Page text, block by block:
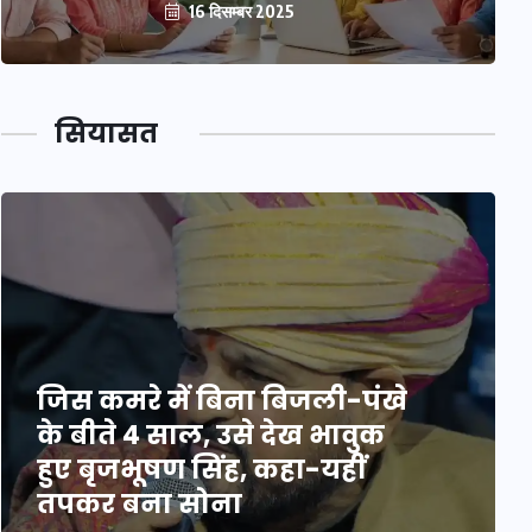
16 दिसम्बर 2025
सियासत
जिस कमरे में बिना बिजली-पंखे
के बीते 4 साल, उसे देख भावुक
हुए बृजभूषण सिंह, कहा-यहीं
तपकर बना सोना